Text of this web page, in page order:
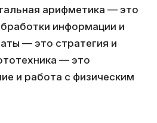
арифметика — это
информации и
— это стратегия и
— это
и работа с физическим